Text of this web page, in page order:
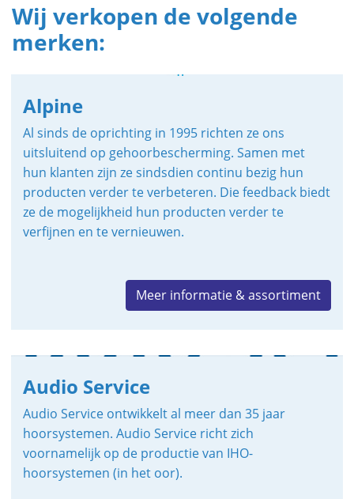
Wij verkopen de volgende
merken:
Alpine
Al sinds de oprichting in 1995 richten ze ons
uitsluitend op gehoorbescherming. Samen met
hun klanten zijn ze sindsdien continu bezig hun
producten verder te verbeteren. Die feedback biedt
ze de mogelijkheid hun producten verder te
verfijnen en te vernieuwen.
Meer informatie & assortiment
Audio Service
Audio Service ontwikkelt al meer dan 35 jaar
hoorsystemen. Audio Service richt zich
voornamelijk op de productie van IHO-
hoorsystemen (in het oor).